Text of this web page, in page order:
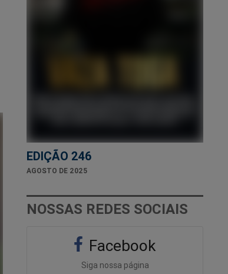
EDIÇÃO 246
AGOSTO DE 2025
NOSSAS REDES SOCIAIS
Facebook
Siga nossa página